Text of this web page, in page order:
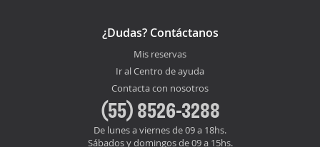
¿Dudas? Contáctanos
Mis reservas
Ir al Centro de ayuda
Contacta con nosotros
(55) 8526-3288
De lunes a viernes de 09 a 18hs.
Sábados y domingos de 09 a 15hs.